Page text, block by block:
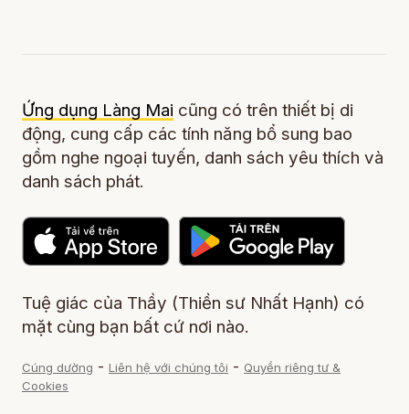
Ứng dụng Làng Mai cũng có trên thiết bị di
động, cung cấp các tính năng bổ sung bao
gồm nghe ngoại tuyến, danh sách yêu thích và
danh sách phát.
Tuệ giác của Thầy (Thiền sư Nhất Hạnh) có
mặt cùng bạn bất cứ nơi nào.
Cúng dường - Liên hệ với chúng tôi - Quyền riêng tư &
Cookies